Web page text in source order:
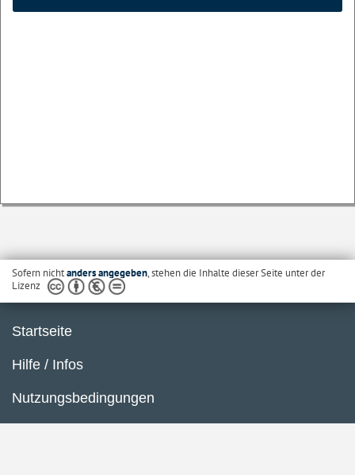
Sofern nichtanders angegeben, stehen die Inhalte dieser Seite unter der
Lizenz
Startseite
Hilfe / Infos
Nutzungsbedingungen